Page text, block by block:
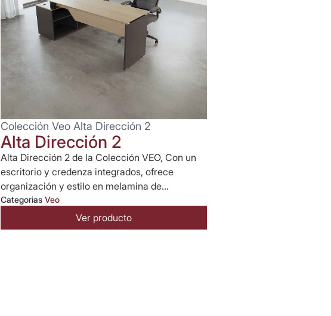
Colección Veo Alta Dirección 2
Alta Dirección 2
Alta Dirección 2 de la Colección VEO, Con un
escritorio y credenza integrados, ofrece
organización y estilo en melamina de...
Categorias Veo
Ver producto